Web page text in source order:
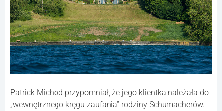
Patrick Michod przypomniał, że jego klientka należała do
„wewnętrznego kręgu zaufania” rodziny Schumacherów.